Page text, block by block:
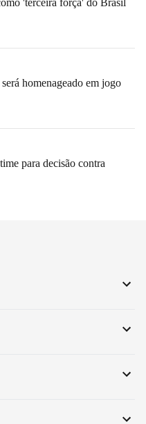
homenageado em jogo
para decisão contra